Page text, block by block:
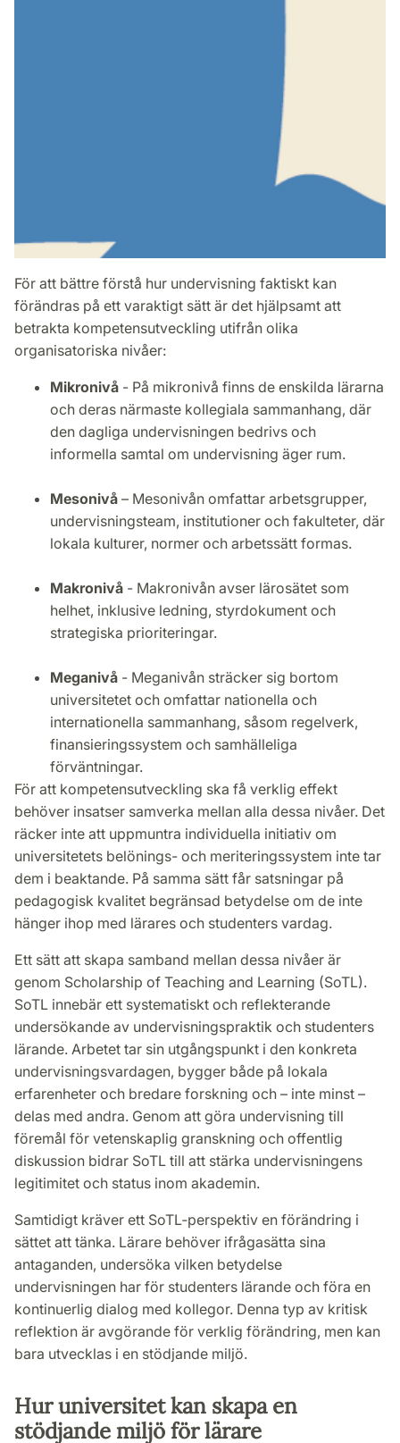
För att bättre förstå hur undervisning faktiskt kan
förändras på ett varaktigt sätt är det hjälpsamt att
betrakta kompetensutveckling utifrån olika
organisatoriska nivåer:
Mikronivå - På mikronivå finns de enskilda lärarna
och deras närmaste kollegiala sammanhang, där
den dagliga undervisningen bedrivs och
informella samtal om undervisning äger rum.
Mesonivå – Mesonivån omfattar arbetsgrupper,
undervisningsteam, institutioner och fakulteter, där
lokala kulturer, normer och arbetssätt formas.
Makronivå - Makronivån avser lärosätet som
helhet, inklusive ledning, styrdokument och
strategiska prioriteringar.
Meganivå - Meganivån sträcker sig bortom
universitetet och omfattar nationella och
internationella sammanhang, såsom regelverk,
finansieringssystem och samhälleliga
förväntningar.
För att kompetensutveckling ska få verklig effekt
behöver insatser samverka mellan alla dessa nivåer. Det
räcker inte att uppmuntra individuella initiativ om
universitetets belönings- och meriteringssystem inte tar
dem i beaktande. På samma sätt får satsningar på
pedagogisk kvalitet begränsad betydelse om de inte
hänger ihop med lärares och studenters vardag.
Ett sätt att skapa samband mellan dessa nivåer är
genom Scholarship of Teaching and Learning (SoTL).
SoTL innebär ett systematiskt och reflekterande
undersökande av undervisningspraktik och studenters
lärande. Arbetet tar sin utgångspunkt i den konkreta
undervisningsvardagen, bygger både på lokala
erfarenheter och bredare forskning och – inte minst –
delas med andra. Genom att göra undervisning till
föremål för vetenskaplig granskning och offentlig
diskussion bidrar SoTL till att stärka undervisningens
legitimitet och status inom akademin.
Samtidigt kräver ett SoTL‑perspektiv en förändring i
sättet att tänka. Lärare behöver ifrågasätta sina
antaganden, undersöka vilken betydelse
undervisningen har för studenters lärande och föra en
kontinuerlig dialog med kollegor. Denna typ av kritisk
reflektion är avgörande för verklig förändring, men kan
bara utvecklas i en stödjande miljö.
Hur universitet kan skapa en
stödjande miljö för lärare